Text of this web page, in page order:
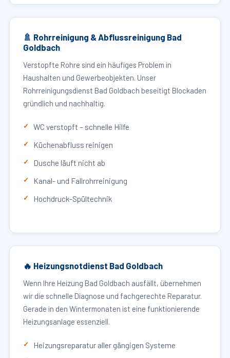
🚿 Rohrreinigung & Abflussreinigung Bad
Goldbach
Verstopfte Rohre sind ein häufiges Problem in
Haushalten und Gewerbeobjekten. Unser
Rohrreinigungsdienst Bad Goldbach beseitigt Blockaden
gründlich und nachhaltig.
WC verstopft – schnelle Hilfe
Küchenabfluss reinigen
Dusche läuft nicht ab
Kanal- und Fallrohrreinigung
Hochdruck-Spültechnik
🔥 Heizungsnotdienst Bad Goldbach
Wenn Ihre Heizung Bad Goldbach ausfällt, übernehmen
wir die schnelle Diagnose und fachgerechte Reparatur.
Gerade in den Wintermonaten ist eine funktionierende
Heizungsanlage essenziell.
Heizungsreparatur aller gängigen Systeme